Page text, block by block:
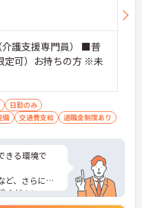
護支援専門員） ■普
定可）お持ちの方 ※未
日勤のみ
備 交通費支給 退職金制度あり
きる環境で
ど、さらに詳
ください。